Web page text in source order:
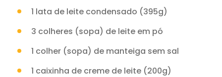
1 lata de leite condensado (395g)
3 colheres (sopa) de leite em pó
1 colher (sopa) de manteiga sem sal
1 caixinha de creme de leite (200g)